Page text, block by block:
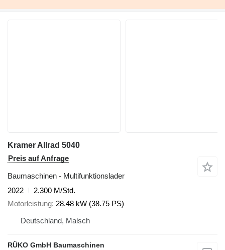
Kramer Allrad 5040
Preis auf Anfrage
Baumaschinen - Multifunktionslader
2022
2.300 M/Std.
Motorleistung 28.48 kW (38.75 PS)
Deutschland, Malsch
RÜKO GmbH Baumaschinen